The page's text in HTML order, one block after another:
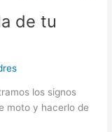
de tu
los signos
moto y hacerlo de